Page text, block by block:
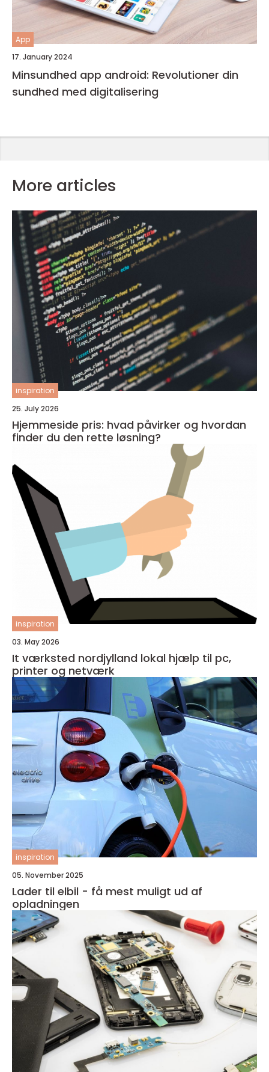
App
17. January 2024
Minsundhed app android: Revolutioner din
sundhed med digitalisering
More articles
inspiration
25. July 2026
Hjemmeside pris: hvad påvirker og hvordan
finder du den rette løsning?
inspiration
03. May 2026
It værksted nordjylland lokal hjælp til pc,
printer og netværk
inspiration
05. November 2025
Lader til elbil - få mest muligt ud af
opladningen